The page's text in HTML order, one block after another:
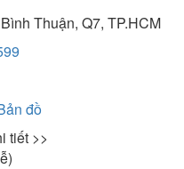
Thuận, Q7, TP.HCM
đồ
tiết >>